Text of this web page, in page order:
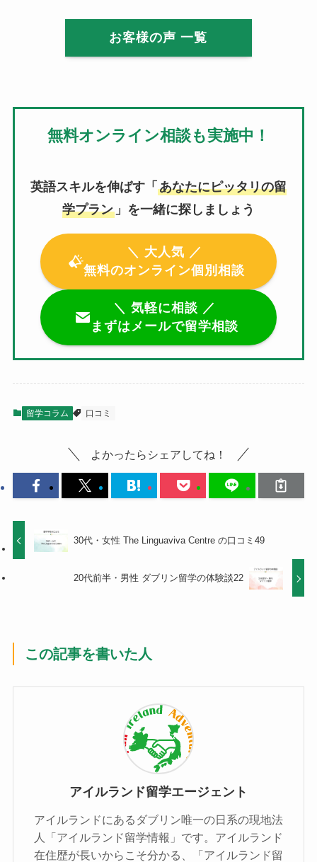
お客様の声 一覧
無料オンライン相談も実施中！
英語スキルを伸ばす「 あなたにピッタリの留
学プラン 」を一緒に探しましょう
＼ 大人気 ／
無料のオンライン個別相談
＼ 気軽に相談 ／
まずはメールで留学相談
留学コラム 口コミ
よかったらシェアしてね！
30代・女性 The Linguaviva Centre の口コミ49
20代前半・男性 ダブリン留学の体験談22
この記事を書いた人
アイルランド留学エージェント
アイルランドにあるダブリン唯一の日系の現地法
人「アイルランド留学情報」です。アイルランド
在住歴が長いからこそ分かる、「アイルランド留